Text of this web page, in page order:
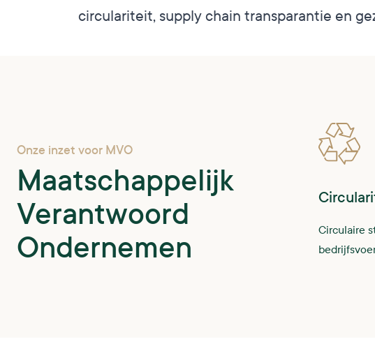
circulariteit, supply chain transparantie en
Onze inzet voor MVO
Maatschappelijk
Verantwoord
Ondernemen
Circulaire